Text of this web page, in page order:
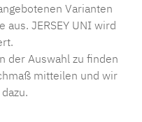
Varianten
aus. JERSEY UNI wird
der Auswahl zu finden
mitteilen und wir